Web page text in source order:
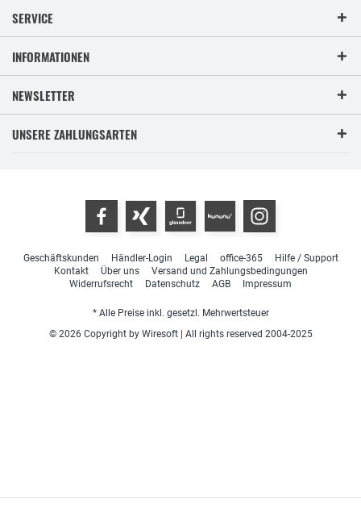
SERVICE
INFORMATIONEN
NEWSLETTER
UNSERE ZAHLUNGSARTEN
Geschäftskunden Händler-Login Legal office-365
Hilfe / Support
Kontakt
Über uns
Versand und Zahlungsbedingungen
Widerrufsrecht
Datenschutz AGB Impressum
* Alle Preise inkl. gesetzl. Mehrwertsteuer
© 2026 Copyright by Wiresoft | All rights reserved 2004-2025